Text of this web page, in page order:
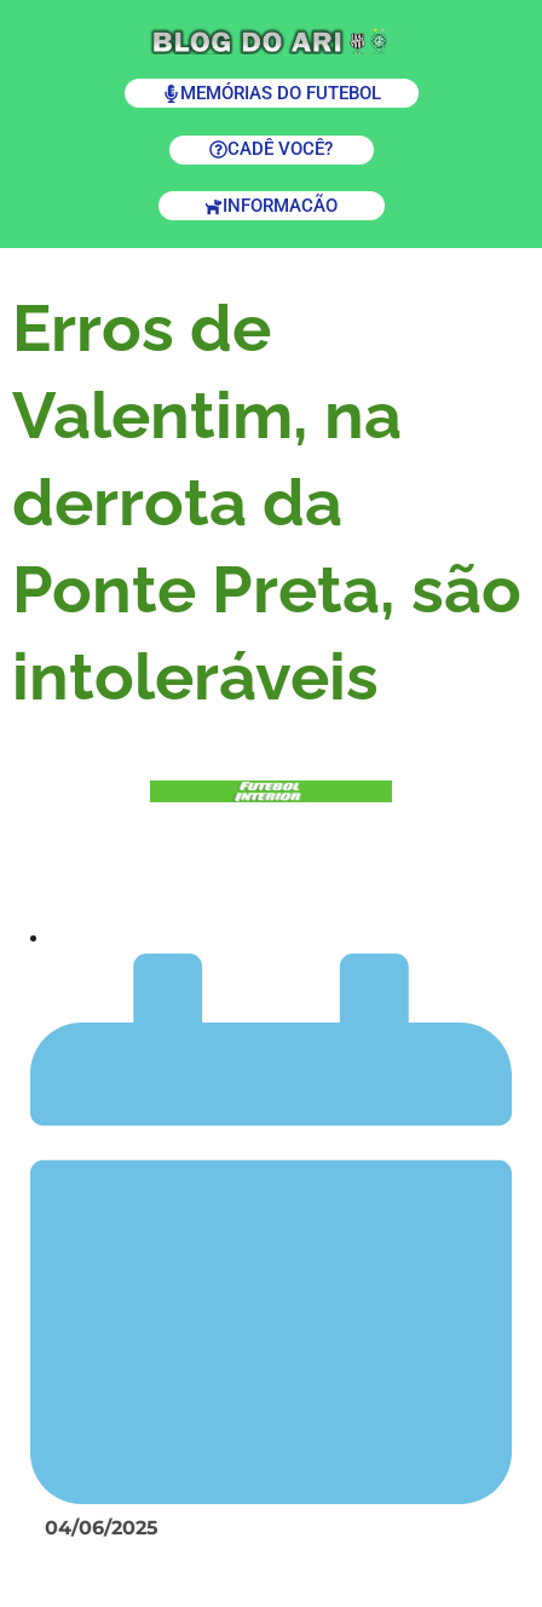
MEMÓRIAS DO FUTEBOL
CADÊ VOCÊ?
INFORMACÃO
Erros de
Valentim, na
derrota da
Ponte Preta, são
intoleráveis
04/06/2025